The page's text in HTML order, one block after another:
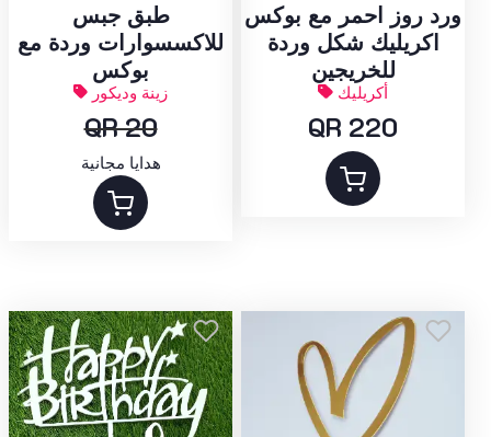
طبق جبس
للاكسسوارات وردة مع
بوكس
زينة وديكور
QR 20
هدايا مجانية
ورد روز احمر مع بوكس
اكريليك شكل وردة
للخريجين
أكريليك
QR 220